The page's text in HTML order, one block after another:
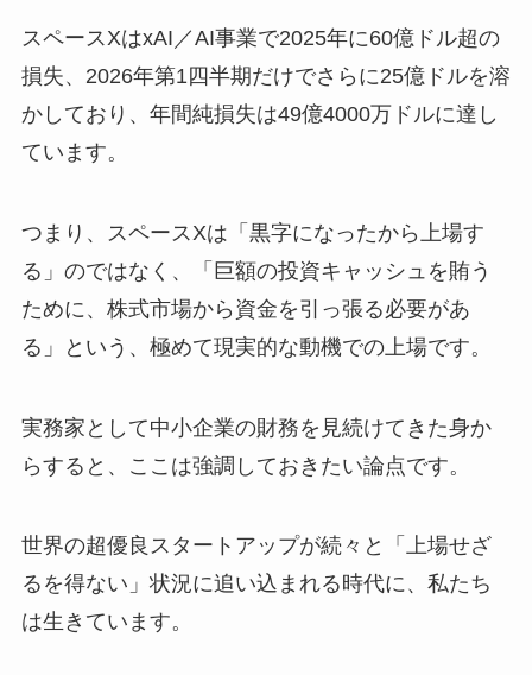
スペースXはxAI／AI事業で2025年に60億ドル超の
損失、2026年第1四半期だけでさらに25億ドルを溶
かしており、年間純損失は49億4000万ドルに達し
ています。
つまり、スペースXは「黒字になったから上場す
る」のではなく、「巨額の投資キャッシュを賄う
ために、株式市場から資金を引っ張る必要があ
る」という、極めて現実的な動機での上場です。
実務家として中小企業の財務を見続けてきた身か
らすると、ここは強調しておきたい論点です。
世界の超優良スタートアップが続々と「上場せざ
るを得ない」状況に追い込まれる時代に、私たち
は生きています。